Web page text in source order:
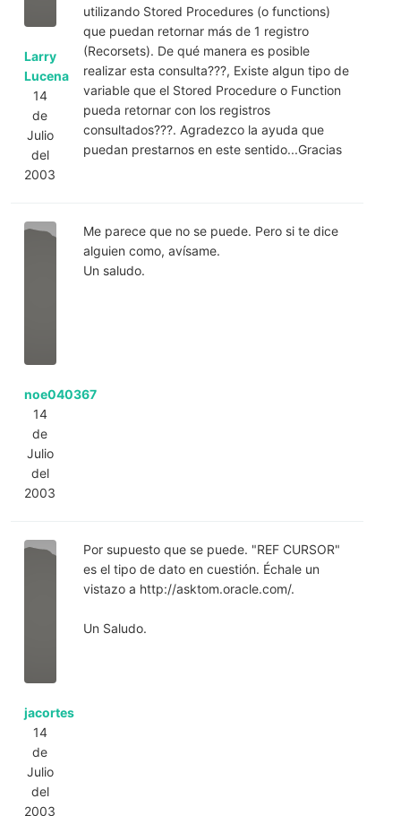
Larry
Lucena
14
de
Julio
del
2003
utilizando Stored Procedures (o functions)
que puedan retornar más de 1 registro
(Recorsets). De qué manera es posible
realizar esta consulta???, Existe algun tipo de
variable que el Stored Procedure o Function
pueda retornar con los registros
consultados???. Agradezco la ayuda que
puedan prestarnos en este sentido...Gracias
noe040367
14
de
Julio
del
2003
Me parece que no se puede. Pero si te dice
alguien como, avísame.
Un saludo.
jacortes
14
de
Julio
del
2003
Por supuesto que se puede. "REF CURSOR"
es el tipo de dato en cuestión. Échale un
vistazo a http://asktom.oracle.com/.
Un Saludo.